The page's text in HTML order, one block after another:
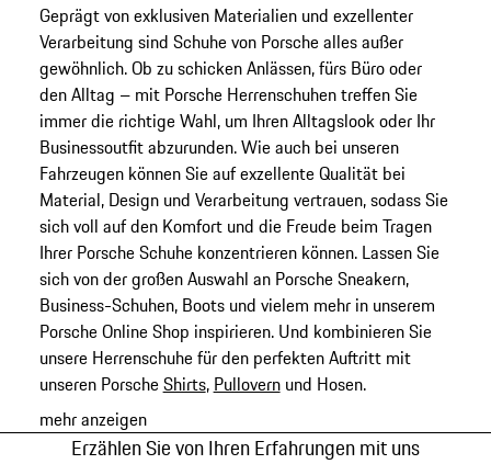
Geprägt von exklusiven Materialien und exzellenter
Verarbeitung sind Schuhe von Porsche alles außer
gewöhnlich. Ob zu schicken Anlässen, fürs Büro oder
den Alltag – mit Porsche Herrenschuhen treffen Sie
immer die richtige Wahl, um Ihren Alltagslook oder Ihr
Businessoutfit abzurunden. Wie auch bei unseren
Fahrzeugen können Sie auf exzellente Qualität bei
Material, Design und Verarbeitung vertrauen, sodass Sie
sich voll auf den Komfort und die Freude beim Tragen
Ihrer Porsche Schuhe konzentrieren können. Lassen Sie
sich von der großen Auswahl an Porsche Sneakern,
Business-Schuhen, Boots und vielem mehr in unserem
Porsche Online Shop inspirieren. Und kombinieren Sie
unsere Herrenschuhe für den perfekten Auftritt mit
unseren PorscheShirts, Pullovernund Hosen.
mehr anzeigen
Erzählen Sie von Ihren Erfahrungen mit uns